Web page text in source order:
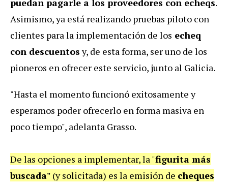
puedan pagarle a los proveedores con echeqs.
Asimismo, ya está realizando pruebas piloto con
clientes para la implementación de los echeq
con descuentosy, de esta forma, ser uno de los
pioneros en ofrecer este servicio, junto al Galicia.
"Hasta el momento funcionó exitosamente y
esperamos poder ofrecerlo en forma masiva en
poco tiempo", adelanta Grasso.
De las opciones a implementar, la "figurita más
buscada" (y solicitada) es la emisión de cheques